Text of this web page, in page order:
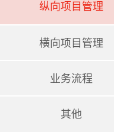
纵向项目管理
横向项目管理
业务流程
其他